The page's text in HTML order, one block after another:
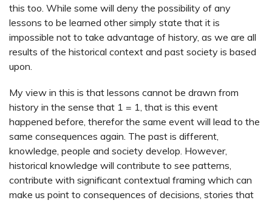
this too. While some will deny the possibility of any
lessons to be learned other simply state that it is
impossible not to take advantage of history, as we are all
results of the historical context and past society is based
upon.
My view in this is that lessons cannot be drawn from
history in the sense that 1 = 1, that is this event
happened before, therefor the same event will lead to the
same consequences again. The past is different,
knowledge, people and society develop. However,
historical knowledge will contribute to see patterns,
contribute with significant contextual framing which can
make us point to consequences of decisions, stories that